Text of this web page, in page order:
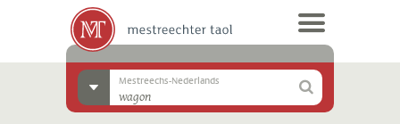
Mestreechs-Nederlands